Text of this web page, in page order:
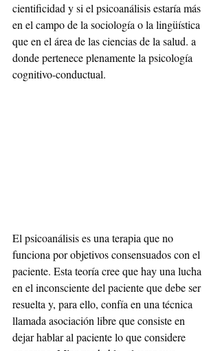
cientificidad y si el psicoanálisis estaría más
en el campo de la sociología o la lingüística
que en el área de las ciencias de la salud. a
donde pertenece plenamente la psicología
cognitivo-conductual.
El psicoanálisis es una terapia que no
funciona por objetivos consensuados con el
paciente. Esta teoría cree que hay una lucha
en el inconsciente del paciente que debe ser
resuelta y, para ello, confía en una técnica
llamada asociación libre que consiste en
dejar hablar al paciente lo que considere